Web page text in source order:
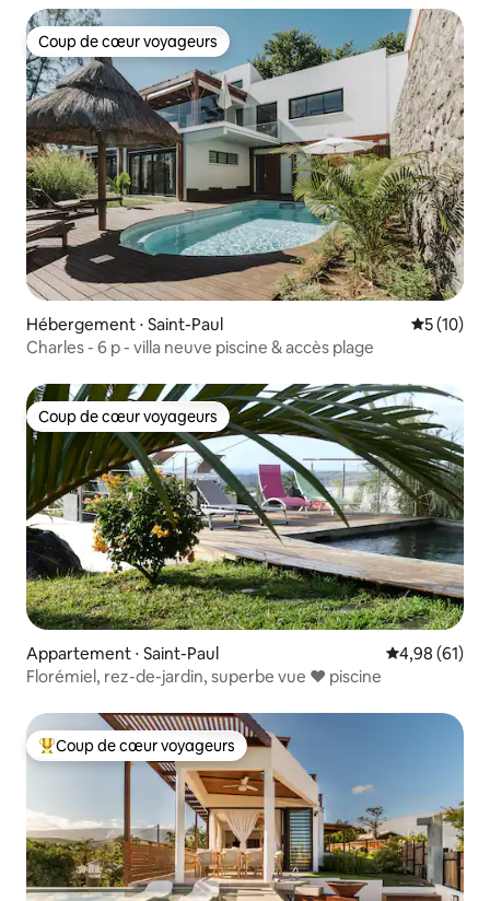
Coup de cœur voyageurs
Coup de cœur voyageurs
Hébergement ⋅ Saint-Paul
5 (10)
Charles - 6 p - villa neuve piscine & accès plage
Coup de cœur voyageurs
Coup de cœur voyageurs
Appartement ⋅ Saint-Paul Évaluation
4,98 (61)
Florémiel, rez-de-jardin, superbe vue ❤ piscine
Coups de cœur voyageurs les plus appréciés
Coup de cœur voyageurs